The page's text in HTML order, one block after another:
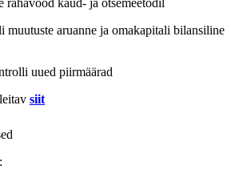
muutuste aruanne ja omakapitali bilansiline
uued piirmäärad
siit